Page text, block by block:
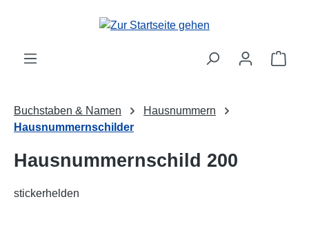
Zum Hauptinhalt springen
Buchstaben & Namen
Hausnummern
Hausnummernschilder
Hausnummernschild 200
stickerhelden